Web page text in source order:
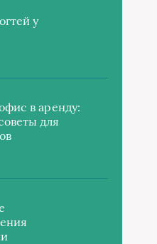
у
в аренду:
для